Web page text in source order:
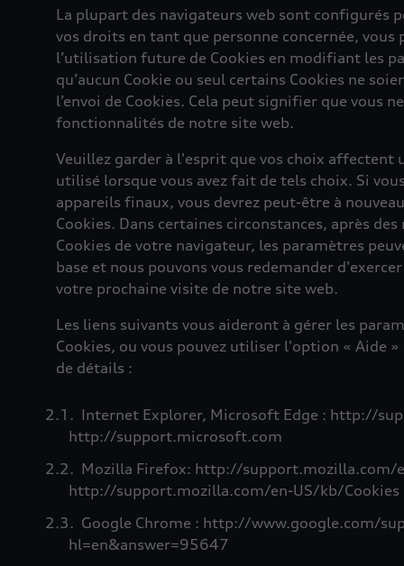
La plupart des navigateurs web sont configurés
vos droits en tant que personne concernée,
l’utilisation future de Cookies en modifiant les
qu’aucun Cookie ou seul certains Cookies ne
l’envoi de Cookies. Cela peut signifier que vous
fonctionnalités de notre site web.
Veuillez garder à l'esprit que vos choix affectent
utilisé lorsque vous avez fait de tels choix. Si
appareils finaux, vous devrez peut-être à
Cookies. Dans certaines circonstances, après
Cookies de votre navigateur, les paramètres
base et nous pouvons vous redemander
votre prochaine visite de notre site web.
Les liens suivants vous aideront à gérer les
Cookies, ou vous pouvez utiliser l'option « Aide
de détails :
Internet Explorer, Microsoft Edge : http://
http://support.microsoft.com
Mozilla Firefox: http://support.mozilla.com/
http://support.mozilla.com/en-US/kb/Cookies
Google Chrome : http://www.google.com/
hl=en&answer=95647